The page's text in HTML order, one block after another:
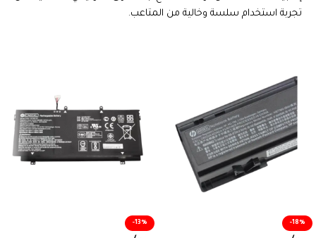
تجربة استخدام سلسة وخالية من المتاعب.
-18%
-13%